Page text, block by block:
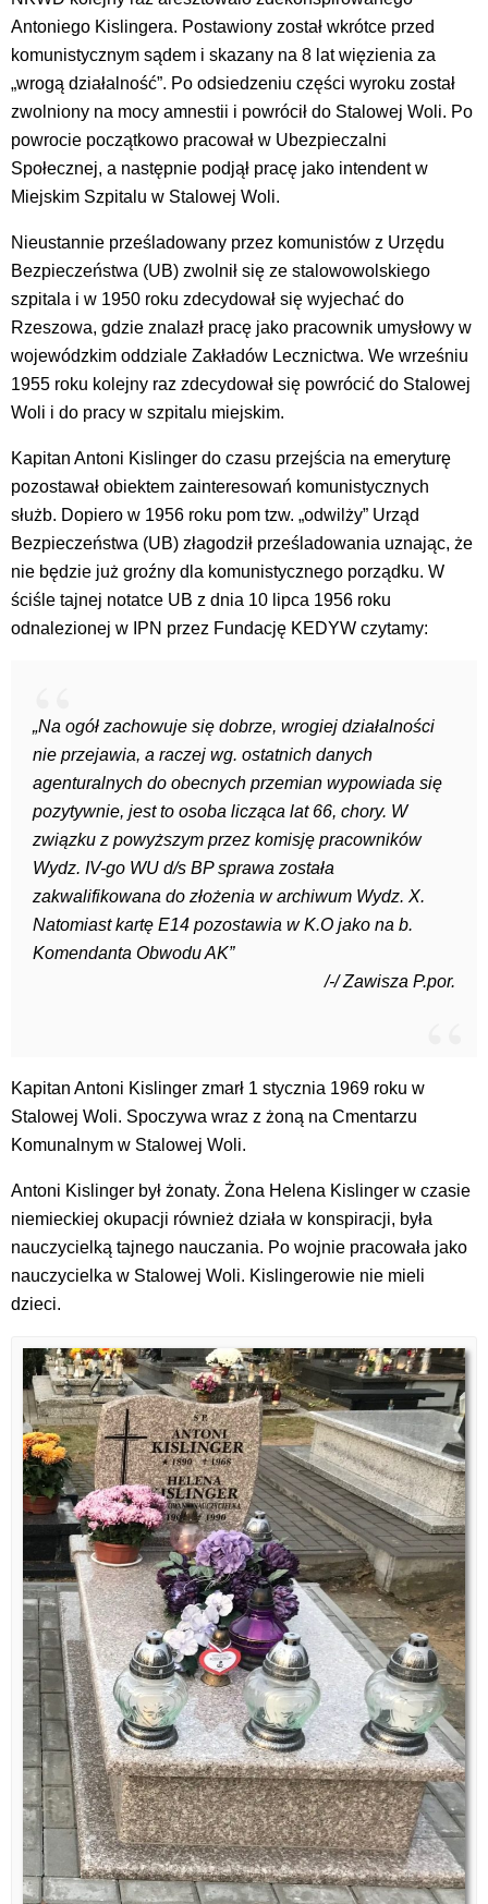
Antoniego Kislingera. Postawiony został wkrótce przed
komunistycznym sądem i skazany na 8 lat więzienia za
„wrogą działalność”. Po odsiedzeniu części wyroku został
zwolniony na mocy amnestii i powrócił do Stalowej Woli. Po
powrocie początkowo pracował w Ubezpieczalni
Społecznej, a następnie podjął pracę jako intendent w
Miejskim Szpitalu w Stalowej Woli.
Nieustannie prześladowany przez komunistów z Urzędu
Bezpieczeństwa (UB) zwolnił się ze stalowowolskiego
szpitala i w 1950 roku zdecydował się wyjechać do
Rzeszowa, gdzie znalazł pracę jako pracownik umysłowy w
wojewódzkim oddziale Zakładów Lecznictwa. We wrześniu
1955 roku kolejny raz zdecydował się powrócić do Stalowej
Woli i do pracy w szpitalu miejskim.
Kapitan Antoni Kislinger do czasu przejścia na emeryturę
pozostawał obiektem zainteresowań komunistycznych
służb. Dopiero w 1956 roku pom tzw. „odwilży” Urząd
Bezpieczeństwa (UB) złagodził prześladowania uznając, że
nie będzie już groźny dla komunistycznego porządku. W
ściśle tajnej notatce UB z dnia 10 lipca 1956 roku
odnalezionej w IPN przez Fundację KEDYW czytamy:
„Na ogół zachowuje się dobrze, wrogiej działalności
nie przejawia, a raczej wg. ostatnich danych
agenturalnych do obecnych przemian wypowiada się
pozytywnie, jest to osoba licząca lat 66, chory. W
związku z powyższym przez komisję pracowników
Wydz. IV-go WU d/s BP sprawa została
zakwalifikowana do złożenia w archiwum Wydz. X.
Natomiast kartę E14 pozostawia w K.O jako na b.
Komendanta Obwodu AK”
/-/ Zawisza P.por.
Kapitan Antoni Kislinger zmarł 1 stycznia 1969 roku w
Stalowej Woli. Spoczywa wraz z żoną na Cmentarzu
Komunalnym w Stalowej Woli.
Antoni Kislinger był żonaty. Żona Helena Kislinger w czasie
niemieckiej okupacji również działa w konspiracji, była
nauczycielką tajnego nauczania. Po wojnie pracowała jako
nauczycielka w Stalowej Woli. Kislingerowie nie mieli
dzieci.